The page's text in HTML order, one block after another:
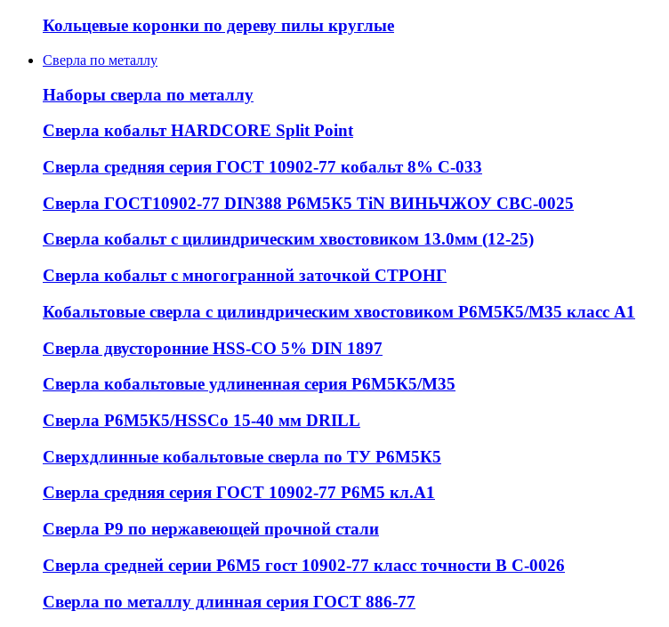
Кольцевые коронки по дереву пилы круглые
Сверла по металлу
Наборы сверла по металлу
Сверла кобальт HARDCORE Split Point
Сверла средняя серия ГОСТ 10902-77 кобальт 8% С-033
Сверла ГОСТ10902-77 DIN388 Р6М5К5 TiN ВИНЬЧЖОУ СВС-0025
Сверла кобальт с цилиндрическим хвостовиком 13.0мм (12-25)
Сверла кобальт с многогранной заточкой СТРОНГ
Кобальтовые сверла с цилиндрическим хвостовиком Р6М5К5/М35 класс А1
Сверла двусторонние HSS-CO 5% DIN 1897
Сверла кобальтовые удлиненная серия Р6М5К5/М35
Сверла Р6М5К5/HSSCo 15-40 мм DRILL
Сверхдлинные кобальтовые сверла по ТУ Р6М5К5
Сверла средняя серия ГОСТ 10902-77 Р6М5 кл.А1
Сверла Р9 по нержавеющей прочной стали
Сверла средней серии Р6М5 гост 10902-77 класс точности В С-0026
Сверла по металлу длинная серия ГОСТ 886-77